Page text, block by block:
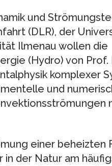
und
(DLR), der
Ilmenau wollen die
(Hydro) von Prof.
komplexer
und
einer beheizten
in der Natur am